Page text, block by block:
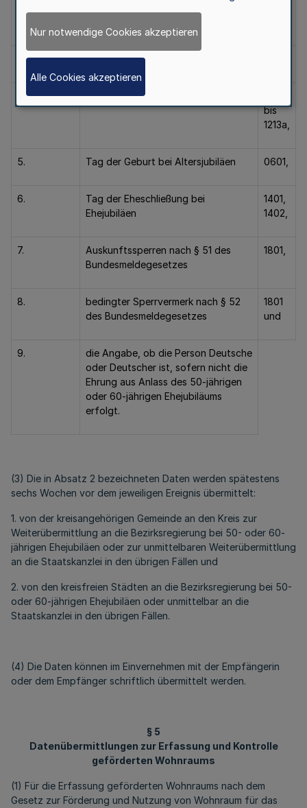
Doktorgrad
derzeitige Anschrift
bis
1213a,
5. Tag der Geburt bei Altersjubiläen 0601,
6.
Tag der Eheschließung bei
Ehejubiläen
1401,
1402,
7.
Auskunftssperren nach § 51 des
Bundesmeldegesetzes
1801,
8.
bedingter Sperrvermerk nach § 52
des Bundesmeldegesetzes
1801
und
9.
die Angabe, ob die Person Deutsche
oder Deutscher ist, sofern nicht die
Ehrung aus Anlass des 50-jährigen
oder 60-jährigen Ehejubiläums
erfolgt.
(3) Die in Absatz 2 bezeichneten Daten werden spätestens
sechs Wochen vor dem jeweiligen Ereignis übermittelt:
1. von der kreisangehörigen Gemeinde an den Kreis zur
Weiterübermittlung an die Bezirksregierung bei 50- oder 60-
jährigen Ehejubiläen oder zur unmittelbaren Weiterübermittlung
an die Staatskanzlei in den übrigen Fällen und
2. von den kreisfreien Städten an die Bezirksregierung bei 50-
oder 60-jährigen Ehejubiläen oder unmittelbar an die
Staatskanzlei in den übrigen Fällen.
(4) Die Daten können im Einvernehmen mit der Empfängerin
oder dem Empfänger schriftlich übermittelt werden.
§ 5
Datenübermittlungen zur Erfassung und Kontrolle
geförderten Wohnraums
(1) Für die Erfassung geförderten Wohnraums nach dem
Gesetz zur Förderung und Nutzung von Wohnraum für das
Nur notwendige Cookies akzeptieren
Alle Cookies akzeptieren